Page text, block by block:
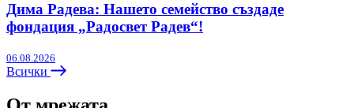
Дима Радева: Нашето семейство създаде
фондация „Радосвет Радев“!
06.08.2026
Всички